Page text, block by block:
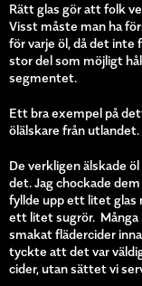
Rätt glas gör att folk
Visst måste man ha
för varje öl, då det inte
stor del som möjligt
segmentet.
Ett bra exempel på
ölälskare från utlandet.
De verkligen älskade
det. Jag chockade
fyllde upp ett litet glas
ett litet sugrör. Många
smakat flädercider
tyckte att det var
cider, utan sättet vi